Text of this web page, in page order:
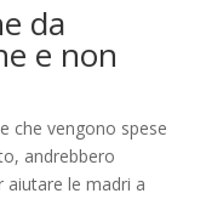
da
e non
che vengono spese
andrebbero
aiutare le madri a